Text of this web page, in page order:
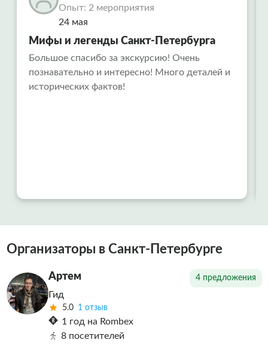
Опыт: 2 мероприятия
24 мая
Мифы и легенды Санкт-Петербурга
Большое спасибо за экскурсию! Очень
познавательно и интересно! Много деталей и
исторических фактов!
Организаторы в Санкт-Петербурге
Артем 4 предложения
Гид
5.0 1 отзыв
1 год на Rombex
8 посетителей